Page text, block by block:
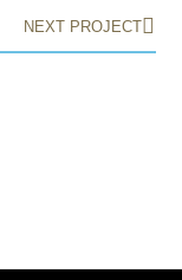
NEXT PROJECT